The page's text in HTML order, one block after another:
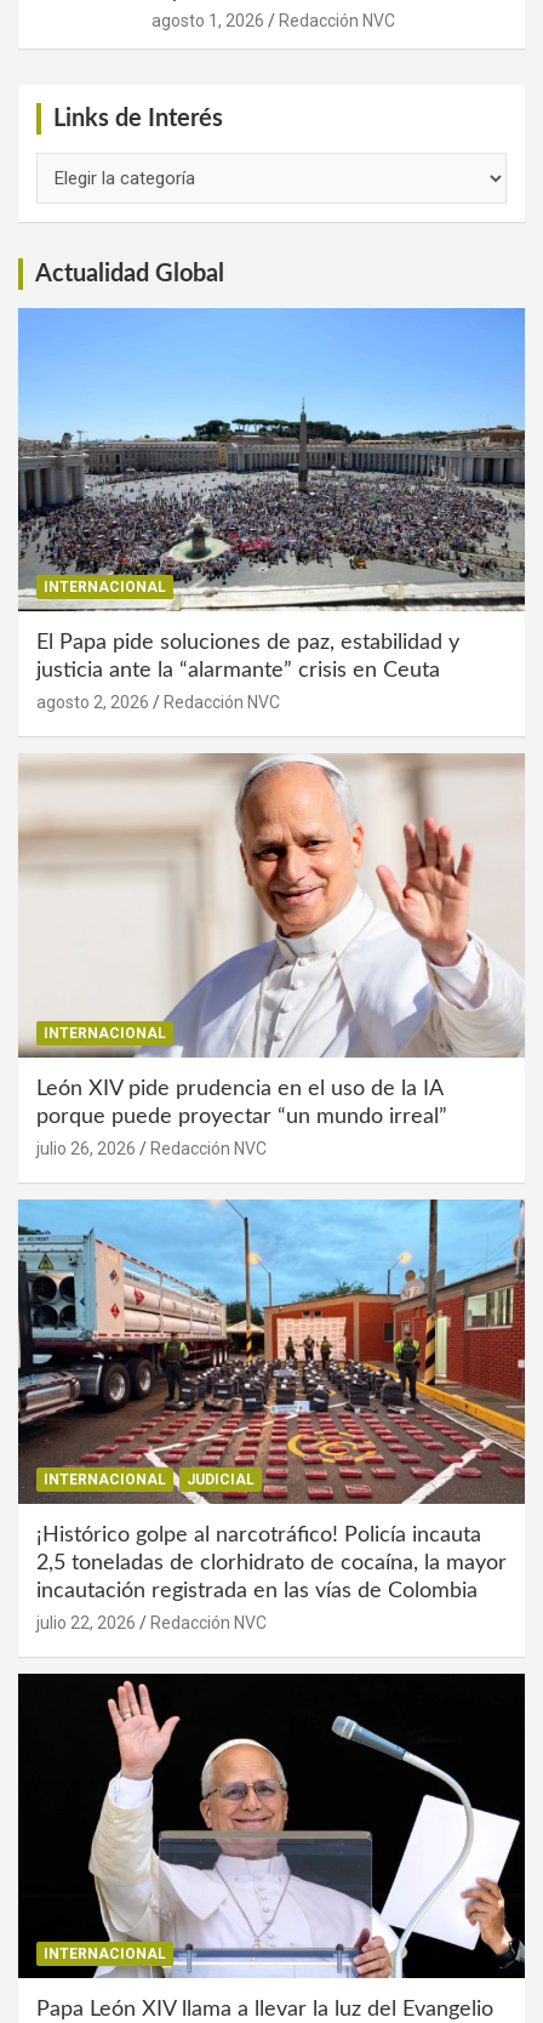
agosto 1, 2026 Redacción NVC
Links de Interés
Actualidad Global
INTERNACIONAL
El Papa pide soluciones de paz, estabilidad y
justicia ante la “alarmante” crisis en Ceuta
agosto 2, 2026 Redacción NVC
INTERNACIONAL
León XIV pide prudencia en el uso de la IA
porque puede proyectar “un mundo irreal”
julio 26, 2026 Redacción NVC
INTERNACIONAL JUDICIAL
¡Histórico golpe al narcotráfico! Policía incauta
2,5 toneladas de clorhidrato de cocaína, la mayor
incautación registrada en las vías de Colombia
julio 22, 2026 Redacción NVC
INTERNACIONAL
Papa León XIV llama a llevar la luz del Evangelio